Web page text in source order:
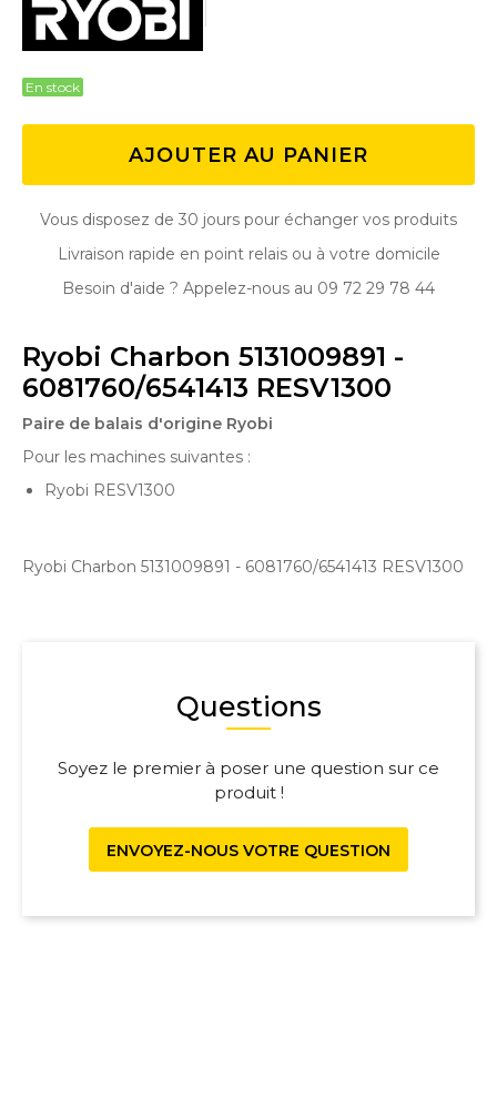
En stock
AJOUTER AU PANIER
Vous disposez de 30 jours pour échanger vos produits
Livraison rapide en point relais ou à votre domicile
Besoin d'aide ? Appelez-nous au 09 72 29 78 44
Ryobi Charbon 5131009891 -
6081760/6541413 RESV1300
Paire de balais d'origine Ryobi
Pour les machines suivantes :
Ryobi RESV1300
Ryobi Charbon 5131009891 - 6081760/6541413 RESV1300
Questions
Soyez le premier à poser une question sur ce
produit !
ENVOYEZ-NOUS VOTRE QUESTION